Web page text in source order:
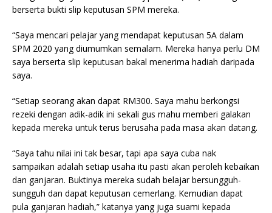
berserta bukti slip keputusan SPM mereka.
“Saya mencari pelajar yang mendapat keputusan 5A dalam
SPM 2020 yang diumumkan semalam. Mereka hanya perlu DM
saya berserta slip keputusan bakal menerima hadiah daripada
saya.
“Setiap seorang akan dapat RM300. Saya mahu berkongsi
rezeki dengan adik-adik ini sekali gus mahu memberi galakan
kepada mereka untuk terus berusaha pada masa akan datang.
“Saya tahu nilai ini tak besar, tapi apa saya cuba nak
sampaikan adalah setiap usaha itu pasti akan peroleh kebaikan
dan ganjaran. Buktinya mereka sudah belajar bersungguh-
sungguh dan dapat keputusan cemerlang. Kemudian dapat
pula ganjaran hadiah,” katanya yang juga suami kepada